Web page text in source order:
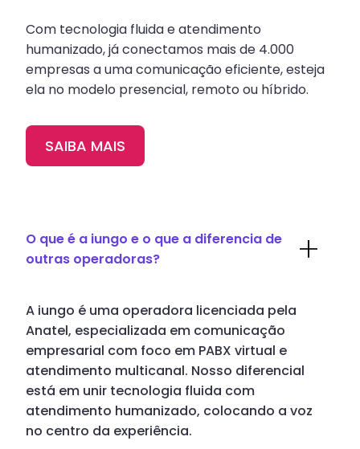
Com tecnologia fluida e atendimento
humanizado, já conectamos mais de 4.000
empresas a uma comunicação eficiente, esteja
ela no modelo presencial, remoto ou híbrido.
SAIBA MAIS
O que é a iungo e o que a diferencia de
outras operadoras?
A iungo é uma operadora licenciada pela
Anatel, especializada em comunicação
empresarial com foco em PABX virtual e
atendimento multicanal. Nosso diferencial
está em unir tecnologia fluida com
atendimento humanizado, colocando a voz
no centro da experiência.